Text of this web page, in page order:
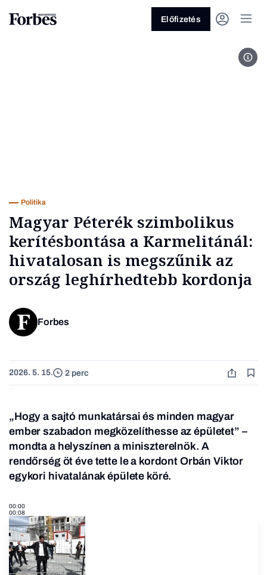
Előfizetés
Politika
Magyar Péterék szimbolikus
kerítésbontása a Karmelitánál:
hivatalosan is megszűnik az
ország leghírhedtebb kordonja
Forbes
2026. 5. 15. 2 perc
„Hogy a sajtó munkatársai és minden magyar
ember szabadon megközelíthesse az épületet” –
mondta a helyszínen a miniszterelnök. A
rendőrség öt éve tette le a kordont Orbán Viktor
egykori hivatalának épülete köré.
00:00
00:08